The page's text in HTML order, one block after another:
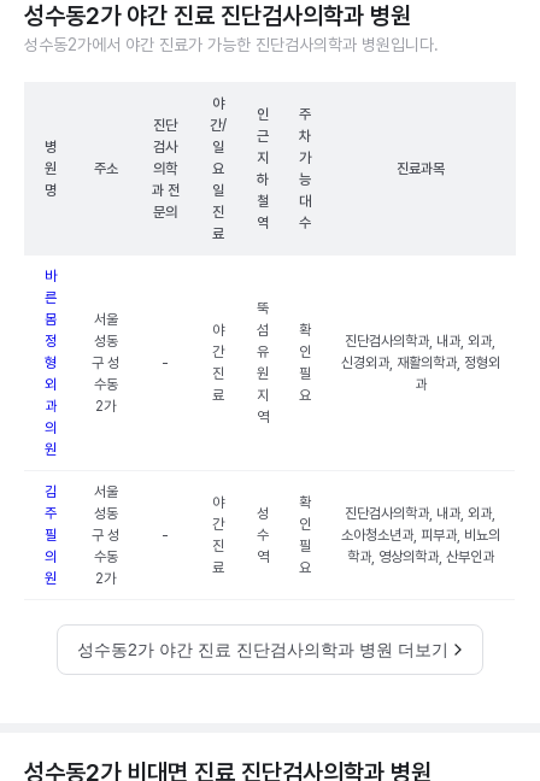
성수동2가 야간 진료 진단검사의학과 병원
성수동2가에서 야간 진료가 가능한 진단검사의학과 병원입니다.
병
원
명
주소
진단
검사
의학
과 전
문의
야
간/
일
요
일
진
료
인
근
지
하
철
역
주
차
가
능
대
수
진료과목
바
른
몸
정
형
외
과
의
원
서울
성동
구 성
수동
2가
-
야
간
진
료
뚝
섬
유
원
지
역
확
인
필
요
진단검사의학과, 내과, 외과,
신경외과, 재활의학과, 정형외
과
김
주
필
의
원
서울
성동
구 성
수동
2가
-
야
간
진
료
성
수
역
확
인
필
요
진단검사의학과, 내과, 외과,
소아청소년과, 피부과, 비뇨의
학과, 영상의학과, 산부인과
성수동2가 야간 진료 진단검사의학과 병원 더보기
성수동2가 비대면 진료 진단검사의학과 병원